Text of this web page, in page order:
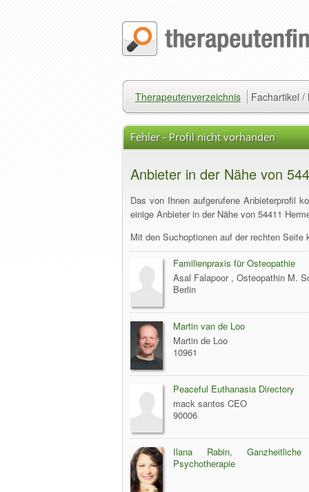
Therapeutenverzeichnis Fachartikel /
Fehler - Profil nicht vorhanden
Anbieter in der Nähe von
Das von Ihnen aufgerufene Anbieterprofil
einige Anbieter in der Nähe von 54411
Mit den Suchoptionen auf der rechten
Familienpraxis für Osteopathie
Asal Falapoor , Osteopathin M.
Berlin
Martin van de Loo
Martin de Loo
10961
Peaceful Euthanasia Directory
mack santos CEO
90006
Ilana Rabin, Ganzheitliche
Psychotherapie